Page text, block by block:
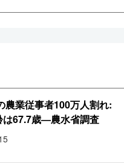
農業従事者100万人割れ:
は67.7歳―農水省調査